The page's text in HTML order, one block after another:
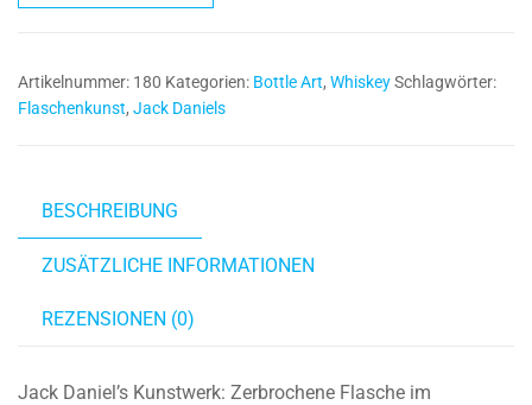
Bottle
Art
Menge
Artikelnummer: 180 Kategorien: Bottle Art, WhiskeySchlagwörter:
Flaschenkunst, Jack Daniels
BESCHREIBUNG
ZUSÄTZLICHE INFORMATIONEN
REZENSIONEN (0)
Jack Daniel’s Kunstwerk: Zerbrochene Flasche im